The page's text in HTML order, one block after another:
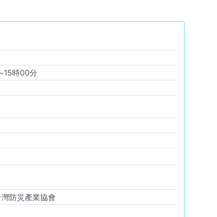
~15時00分
防災產業協會